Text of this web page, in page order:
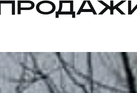
ПРОДАЖИ